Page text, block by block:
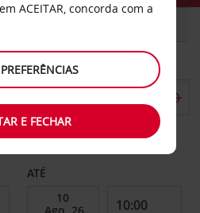
devolução diferente
ATÉ
ACEITAR, concorda com a
E FECHAR